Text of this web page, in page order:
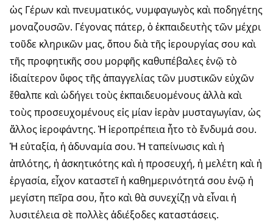
ὡς Γέρων καὶ πνευματικός, νυμφαγωγὸς καὶ ποδηγέτης
μοναζουσῶν. Γέγονας πάτερ, ὁ ἐκπαιδευτὴς τῶν μέχρι
τοῦδε κληρικῶν μας, ὅπου διὰ τῆς ἱερουργίας σου καὶ
τῆς προφητικῆς σου μορφῆς καθυπέβαλες ἐνῷ τὸ
ἰδιαίτερον ὕφος τῆς ἀπαγγελίας τῶν μυστικῶν εὐχῶν
ἔθαλπε καὶ ὡδήγει τοὺς ἐκπαιδευομένους ἀλλὰ καὶ
τοὺς προσευχομένους εἰς μίαν ἱερὰν μυσταγωγίαν, ὡς
ἄλλος ἱεροφάντης. Ἡ ἱεροπρέπεια ἦτο τὸ ἔνδυμά σου.
Ἡ εὐταξία, ἡ ἀδυναμία σου. Ἡ ταπείνωσις καὶ ἡ
ἁπλότης, ἡ ἀσκητικότης καὶ ἡ προσευχή, ἡ μελέτη καὶ ἡ
ἐργασία, εἶχον καταστεῖ ἡ καθημερινότητά σου ἐνῷ ἡ
μεγίστη πεῖρα σου, ἦτο καὶ θὰ συνεχίζῃ νὰ εἶναι ἡ
λυσιτέλεια σὲ πολλὲς ἀδιέξοδες καταστάσεις.